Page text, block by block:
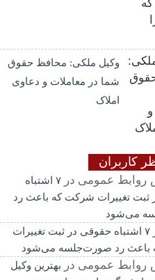
وکیل ملکی: محافظ حقوق
شما در معاملات و دعاوی
املاک
کاربران
روابط عمومی در
۷ اشتباه
ثبت تغییرات شرکت که باعث رد
می‌شود
۷ اشتباه حقوقی در ثبت تغییرات
باعث رد صورت‌جلسه می‌شود
روابط عمومی در
بهترین وکیل